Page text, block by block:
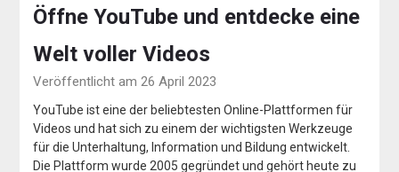
Öffne YouTube und entdecke eine
Welt voller Videos
Veröffentlicht am 26 April 2023
YouTube ist eine der beliebtesten Online-Plattformen für
Videos und hat sich zu einem der wichtigsten Werkzeuge
für die Unterhaltung, Information und Bildung entwickelt.
Die Plattform wurde 2005 gegründet und gehört heute zu